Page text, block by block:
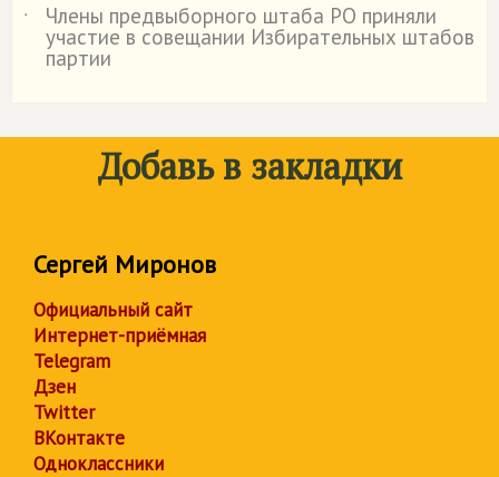
˙
Члены предвыборного штаба РО приняли
участие в совещании Избирательных штабов
партии
Добавь в закладки
Сергей Миронов
Официальный сайт
Интернет-приёмная
Telegram
Дзен
Twitter
ВКонтакте
Одноклассники